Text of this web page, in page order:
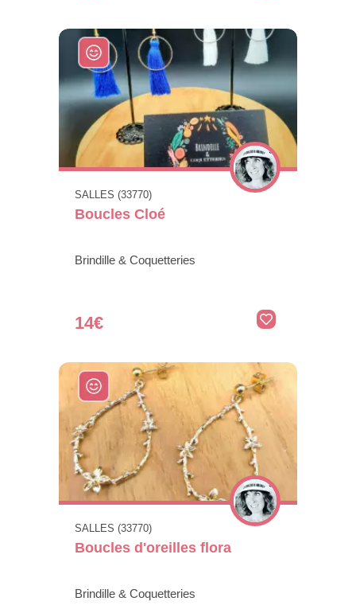
SALLES (33770)
Boucles Cloé
Brindille & Coquetteries
14€
SALLES (33770)
Boucles d'oreilles flora
Brindille & Coquetteries